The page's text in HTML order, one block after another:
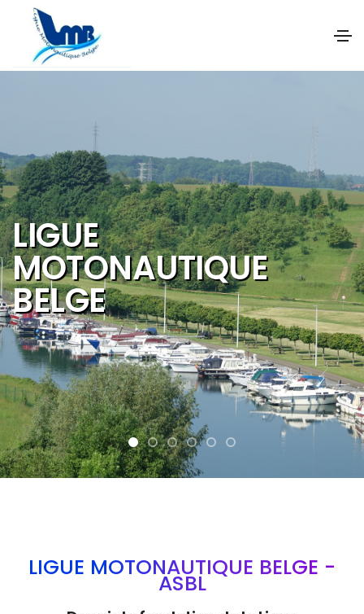
NOS OBJECTIFS SONT
DE PROMOUVOIR ET DE
DEVELOPPER :
Les activités et
sports nautiques
Le tourisme de
qualité
La mobilité douce
LIGUE MOTONAUTIQUE BELGE -
ASBL